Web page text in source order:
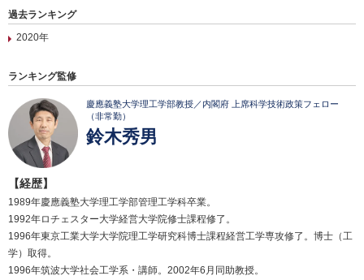
過去ランキング
2020年
ランキング監修
慶應義塾大学理工学部教授／内閣府 上席科学技術政策フェロー
（非常勤）
鈴木秀男
【経歴】
1989年慶應義塾大学理工学部管理工学科卒業。
1992年ロチェスター大学経営大学院修士課程修了。
1996年東京工業大学大学院理工学研究科博士課程経営工学専攻修了。博士（工
学）取得。
1996年筑波大学社会工学系・講師。2002年6月同助教授。